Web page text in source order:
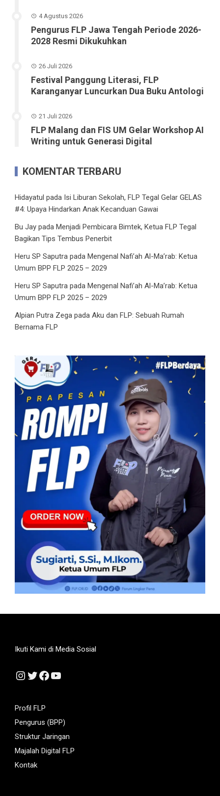
4 Agustus 2026
Pengurus FLP Jawa Tengah Periode 2026-
2028 Resmi Dikukuhkan
26 Juli 2026
Festival Panggung Literasi, FLP
Karanganyar Luncurkan Dua Buku Antologi
21 Juli 2026
FLP Malang dan FIS UM Gelar Workshop AI
Writing untuk Generasi Digital
KOMENTAR TERBARU
Hidayatul pada Isi Liburan Sekolah, FLP Tegal Gelar GELAS
#4: Upaya Hindarkan Anak Kecanduan Gawai
Bu Jay pada Menjadi Pembicara Bimtek, Ketua FLP Tegal
Bagikan Tips Tembus Penerbit
Heru SP Saputra pada Mengenal Nafi’ah Al-Ma’rab: Ketua
Umum BPP FLP 2025 – 2029
Heru SP Saputra pada Mengenal Nafi’ah Al-Ma’rab: Ketua
Umum BPP FLP 2025 – 2029
Alpian Putra Zega pada Aku dan FLP: Sebuah Rumah
Bernama FLP
Ikuti Kami di Media Sosial
Instagram
Twitter
Facebook
YouTube
Profil FLP
Pengurus (BPP)
Struktur Jaringan
Majalah Digital FLP
Kontak